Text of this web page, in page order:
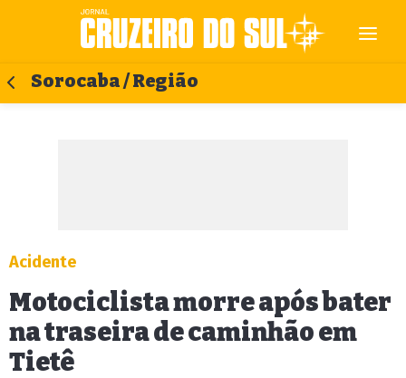
Sorocaba / Região
Acidente
Motociclista morre após bater
na traseira de caminhão em
Tietê